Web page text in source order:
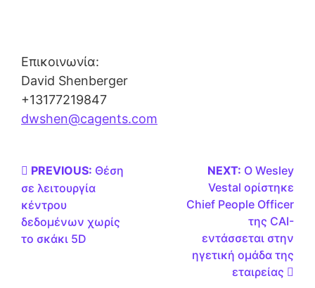
Επικοινωνία:
David Shenberger
+13177219847
dwshen@cagents.com
PREVIOUS: Θέση
σε λειτουργία
κέντρου
δεδομένων χωρίς
το σκάκι 5D
NEXT: Ο Wesley
Vestal ορίστηκε
Chief People Officer
της CAI-
εντάσσεται στην
ηγετική ομάδα της
εταιρείας